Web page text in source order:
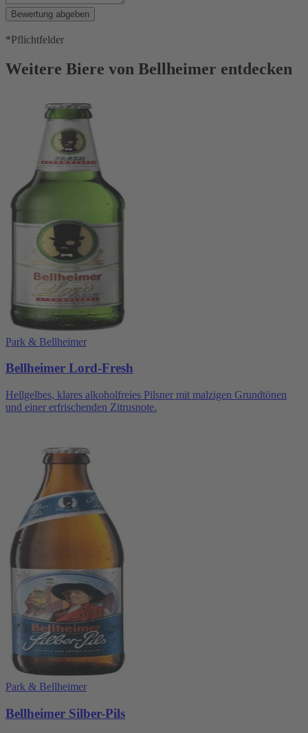
Bewertung abgeben
*Pflichtfelder
Weitere Biere von Bellheimer entdecken
Park & Bellheimer
Bellheimer Lord-Fresh
Hellgelbes, klares alkoholfreies Pilsner mit malzigen Grundtönen
und einer erfrischenden Zitrusnote.
Park & Bellheimer
Bellheimer Silber-Pils